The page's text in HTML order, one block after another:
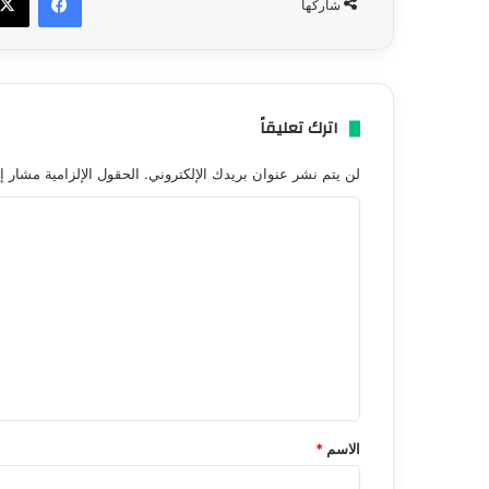
شاركها
اترك تعليقاً
لن يتم نشر عنوان بريدك الإلكتروني. الحقول الإلزامية مشار
*
الاسم *